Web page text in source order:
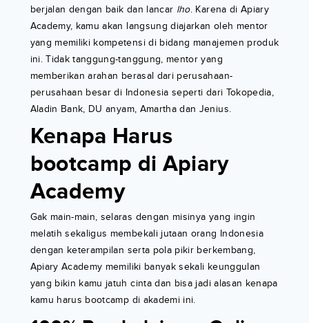
berjalan dengan baik dan lancar lho. Karena di Apiary
Academy, kamu akan langsung diajarkan oleh mentor
yang memiliki kompetensi di bidang manajemen produk
ini. Tidak tanggung-tanggung, mentor yang
memberikan arahan berasal dari perusahaan-
perusahaan besar di Indonesia seperti dari Tokopedia,
Aladin Bank, DU anyam, Amartha dan Jenius.
Kenapa Harus
bootcamp di Apiary
Academy
Gak main-main, selaras dengan misinya yang ingin
melatih sekaligus membekali jutaan orang Indonesia
dengan keterampilan serta pola pikir berkembang,
Apiary Academy memiliki banyak sekali keunggulan
yang bikin kamu jatuh cinta dan bisa jadi alasan kenapa
kamu harus bootcamp di akademi ini.